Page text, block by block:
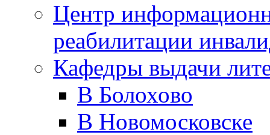
Центр
реабилитации
Кафедры выдачи
В Болохово
В Новомосковске